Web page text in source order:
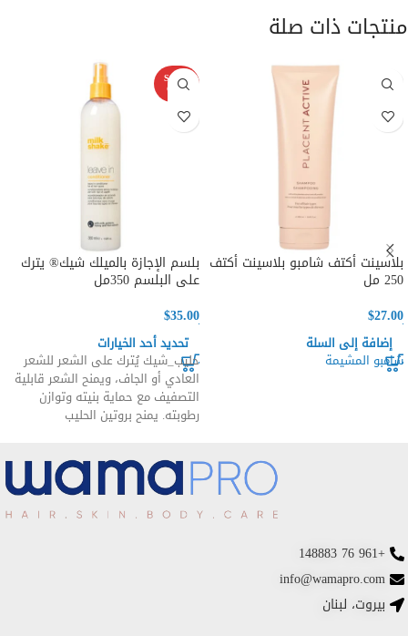
منتجات ذات صلة
بلاسينت أكتف شامبو بلاسينت أكتف
250 مل
$27.00
إضافة إلى السلة
شامبو المشيمة
SOLD
OUT
بلسم الإجازة بالميلك شيك® يترك
على البلسم 350مل
$35.00
تحديد أحد الخيارات
حليب_شيك يُترك على الشعر للشعر
العادي أو الجاف، ويمنح الشعر قابلية
التصفيف مع حماية بنيته وتوازن
رطوبته. يمنح بروتين الحليب
+961 76 148883
info@wamapro.com
بيروت، لبنان